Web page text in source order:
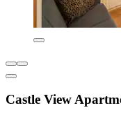
Castle View